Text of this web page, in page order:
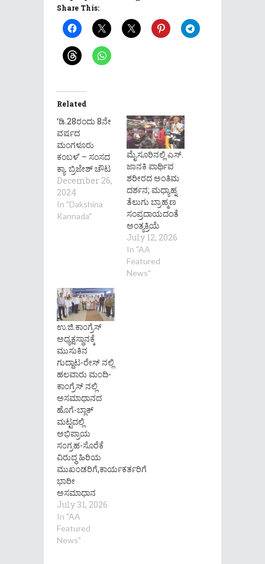
Share This:
Related
‘ಡಿ.28ರಂದು 8ನೇ
ವರ್ಷದ
ಮಂಗಳೂರು
ಕಂಬಳ’ – ಸಂಸದ
ಕ್ಯಾ. ಬ್ರಿಜೇಶ್ ಚೌಟ
December 26,
2024
In "Dakshina
Kannada"
ಮೈಸೂರಿನಲ್ಲಿ ಎಸ್.
ಜಾನಕಿ ಪಾರ್ಥಿವ
ಶರೀರದ ಅಂತಿಮ
ದರ್ಶನ; ಮಧ್ಯಾಹ್ನ
ತೆಲುಗು ಬ್ರಾಹ್ಮಣ
ಸಂಪ್ರದಾಯದಂತೆ
ಅಂತ್ಯಕ್ರಿಯೆ
July 12, 2026
In "AA
Featured
News"
ಉ.ಜಿ.ಕಾ೦ಗ್ರೆಸ್
ಅಧ್ಯಕ್ಷಸ್ಥಾನಕ್ಕೆ
ಮುಸುಕಿನ
ಗುದ್ದಾಟ-ರೇಸ್ ನಲ್ಲಿ
ಹಲವಾರು ಮ೦ದಿ-
ಕಾ೦ಗ್ರೆಸ್ ನಲ್ಲಿ
ಅಸಮಾಧಾನದ
ಹೊಗೆ-ಬ್ಲಾಕ್
ಮಟ್ಟದಲ್ಲಿ
ಅಭಿಪ್ರಾಯ
ಸ೦ಗ್ರಹ-ಸೊರೆಕೆ
ವಿರುದ್ಧ ಹಿರಿಯ
ಮುಖ೦ಡರಿಗೆ,ಕಾರ್ಯಕರ್ತರಿಗೆ
ಭಾರೀ
ಅಸಮಾಧಾನ
July 31, 2026
In "AA
Featured
News"